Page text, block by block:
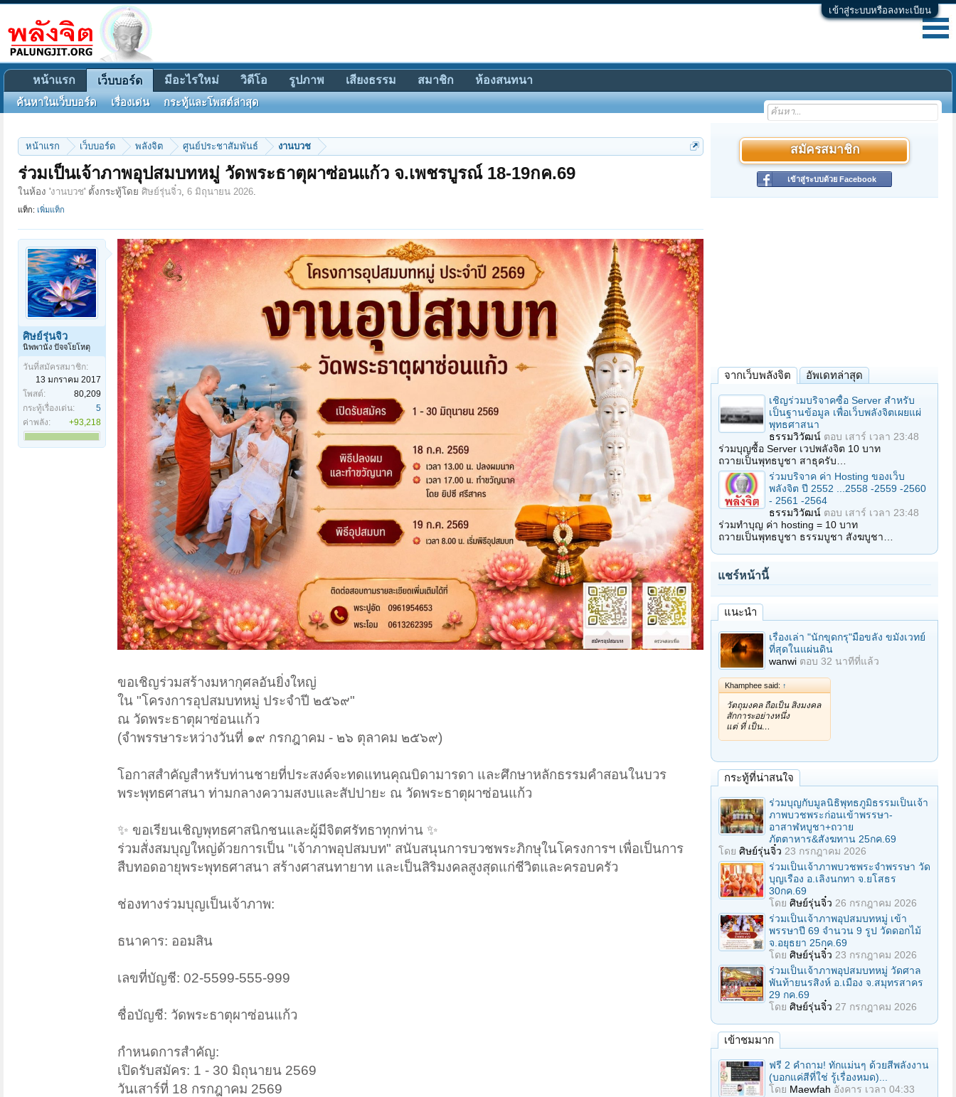
เข้าสู่ระบบหรือลงทะเบียน
หน้าแรก เว็บบอร์ด พลังจิต ศูนย์ประชาสัมพันธ์ งานบวช
ร่วมเป็นเจ้าภาพอุปสมบทหมู่ วัดพระธาตุผาซ่อนแก้ว จ.เพชรบูรณ์ 18-19กค.69
ในห้อง 'งานบวช' ตั้งกระทู้โดย ศิษย์รุ่นจิ๋ว, 6 มิถุนายน 2026.
แท็ก: เพิ่มแท็ก
ศิษย์รุ่นจิ๋ว
นิพพานัง ปัจจโยโหตุ
วันที่สมัครสมาชิก:
13 มกราคม 2017
โพสต์:
80,209
กระทู้เรื่องเด่น:
5
ค่าพลัง:
+93,218
ขอเชิญร่วมสร้างมหากุศลอันยิ่งใหญ่
ใน "โครงการอุปสมบทหมู่ ประจำปี ๒๕๖๙"
ณ วัดพระธาตุผาซ่อนแก้ว
(จำพรรษาระหว่างวันที่ ๑๙ กรกฎาคม - ๒๖ ตุลาคม ๒๕๖๙)
โอกาสสำคัญสำหรับท่านชายที่ประสงค์จะทดแทนคุณบิดามารดา และศึกษาหลักธรรมคำสอนในบวร
พระพุทธศาสนา ท่ามกลางความสงบและสัปปายะ ณ วัดพระธาตุผาซ่อนแก้ว
✨ ขอเรียนเชิญพุทธศาสนิกชนและผู้มีจิตศรัทธาทุกท่าน ✨
ร่วมสั่งสมบุญใหญ่ด้วยการเป็น "เจ้าภาพอุปสมบท" สนับสนุนการบวชพระภิกษุในโครงการฯ เพื่อเป็นการ
สืบทอดอายุพระพุทธศาสนา สร้างศาสนทายาท และเป็นสิริมงคลสูงสุดแก่ชีวิตและครอบครัว
ช่องทางร่วมบุญเป็นเจ้าภาพ:
ธนาคาร: ออมสิน
เลขที่บัญชี: 02-5599-555-999
ชื่อบัญชี: วัดพระธาตุผาซ่อนแก้ว
กำหนดการสำคัญ:
เปิดรับสมัคร: 1 - 30 มิถุนายน 2569
วันเสาร์ที่ 18 กรกฎาคม 2569
สมัครสมาชิก
เข้าสู่ระบบด้วย Facebook
จากเว็บพลังจิต อัพเดทล่าสุด
เชิญร่วมบริจาคซื้อ Server สำหรับ
เป็นฐานข้อมูล เพื่อเว็บพลังจิตเผยแผ่
พุทธศาสนา
ธรรมวิวัฒน์ ตอบ เสาร์ เวลา 23:48
ร่วมบุญซื้อ Server เวปพลังจิต 10 บาท
ถวายเป็นพุทธบูชา สาธุครับ…
ร่วมบริจาค ค่า Hosting ของเว็บ
พลังจิต ปี 2552 ...2558 -2559 -2560
- 2561 -2564
ธรรมวิวัฒน์ ตอบ เสาร์ เวลา 23:48
ร่วมทำบุญ ค่า hosting = 10 บาท
ถวายเป็นพุทธบูชา ธรรมบูชา สังฆบูชา…
แชร์หน้านี้
แนะนำ
เรื่องเล่า "นักขุดกรุ"มือขลัง ขมังเวทย์
ที่สุดในแผ่นดิน
wanwi ตอบ 32 นาทีที่แล้ว
Khamphee said: ↑
วัตถุมงคล ถือเป็น สิ่งมงคล
สักการะอย่างหนึ่ง
แต่ ที่ เป็น…
กระทู้ที่น่าสนใจ
ร่วมบุญกับมูลนิธิพุทธภูมิธรรมเป็นเจ้า
ภาพบวชพระก่อนเข้าพรรษา-
อาสาฬหบูชา+ถวาย
ภัตตาหาร&สังฆทาน 25กค.69
โดย ศิษย์รุ่นจิ๋ว 23 กรกฎาคม 2026
ร่วมเป็นเจ้าภาพบวชพระจำพรรษา วัด
บุญเรือง อ.เลิงนกทา จ.ยโสธร
30กค.69
โดย ศิษย์รุ่นจิ๋ว 26 กรกฎาคม 2026
ร่วมเป็นเจ้าภาพอุปสมบทหมู่ เข้า
พรรษาปี 69 จำนวน 9 รูป วัดดอกไม้
จ.อยุธยา 25กค.69
โดย ศิษย์รุ่นจิ๋ว 23 กรกฎาคม 2026
ร่วมเป็นเจ้าภาพอุปสมบทหมู่ วัดศาล
พันท้ายนรสิงห์ อ.เมือง จ.สมุทรสาคร
29 กค.69
โดย ศิษย์รุ่นจิ๋ว 27 กรกฎาคม 2026
เข้าชมมาก
ฟรี 2 คำถาม! ทักแม่นๆ ด้วยสีพลังงาน
(บอกแค่สีที่ใช่ รู้เรื่องหมด)...
โดย Maewfah อังคาร เวลา 04:33
หน้าแรก เว็บบอร์ด
ค้นหาในเว็บบอร์ด เรื่องเด่น กระทู้และโพสต์ล่าสุด
มีอะไรใหม่ วิดีโอ รูปภาพ เสียงธรรม สมาชิก ห้องสนทนา